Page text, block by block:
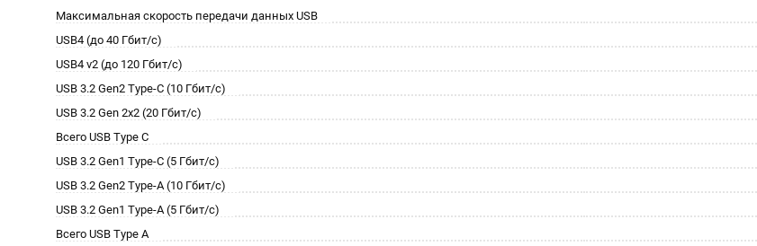
Максимальная скорость передачи данных USB
USB4 (до 40 Гбит/с)
USB4 v2 (до 120 Гбит/с)
USB 3.2 Gen2 Type-C (10 Гбит/с)
USB 3.2 Gen 2x2 (20 Гбит/с)
Всего USB Type C
USB 3.2 Gen1 Type-C (5 Гбит/с)
USB 3.2 Gen2 Type-A (10 Гбит/с)
USB 3.2 Gen1 Type-A (5 Гбит/с)
Всего USB Type A